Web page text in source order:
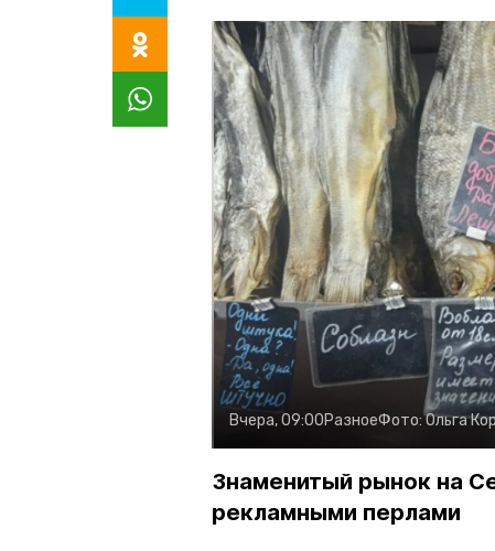
Вчера, 09:00РазноеФото:Ольга
Знаменитый рынок на
рекламными перлами